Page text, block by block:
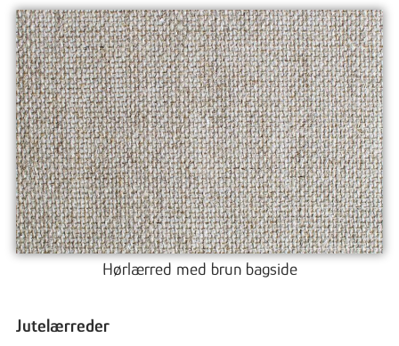
Hørlærred med brun bagside
Jutelærreder